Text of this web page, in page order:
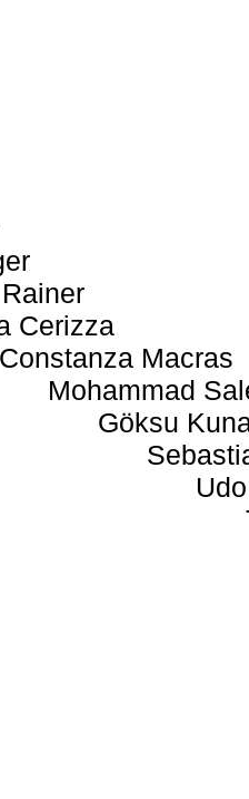
Cerizza
Constanza Macras
Mohammad
Göksu